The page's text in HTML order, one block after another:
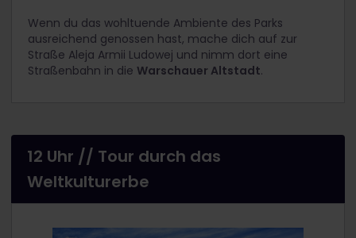
Wenn du das wohltuende Ambiente des Parks
ausreichend genossen hast, mache dich auf zur
Straße Aleja Armii Ludowej und nimm dort eine
Straßenbahn in die Warschauer Altstadt.
12 Uhr // Tour durch das
Weltkulturerbe